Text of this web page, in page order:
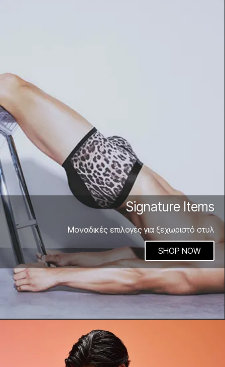
Signature Items
Μοναδικές επιλογές για ξεχωριστό στυλ
SHOP NOW